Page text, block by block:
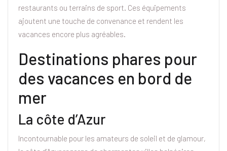
restaurants ou terrains de sport. Ces équipements
ajoutent une touche de convenance et rendent les
vacances encore plus agréables.
Destinations phares pour
des vacances en bord de
mer
La côte d’Azur
Incontournable pour les amateurs de soleil et de glamour,